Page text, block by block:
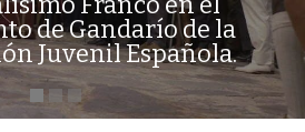
de Gandarío de la
Juvenil Española.